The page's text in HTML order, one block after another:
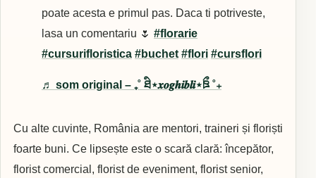
poate acesta e primul pas. Daca ti potriveste,
lasa un comentariu 🌷 #florarie
#cursurifloristica #buchet #flori #cursflori
♬ som original – ₊˚ ཐི⋆𝒙𝒐𝒈𝒉𝒊𝒃𝒍𝒊⋆ཋྀ ˚₊
Cu alte cuvinte, România are mentori, traineri și floriști
foarte buni. Ce lipsește este o scară clară: începător,
florist comercial, florist de eveniment, florist senior,